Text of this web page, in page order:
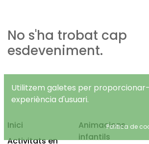
No s'ha trobat cap
esdeveniment.
Inici
Activitats en
Animacions
infantils
Utilitzem galetes per
experiència d'usuari.
Política de